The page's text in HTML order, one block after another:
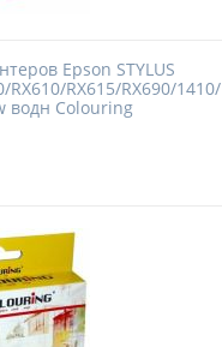
Epson STYLUS
RX610/RX615/RX690/1410/
водн Colouring